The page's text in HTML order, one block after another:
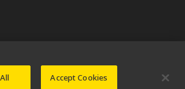
Accept Cookies